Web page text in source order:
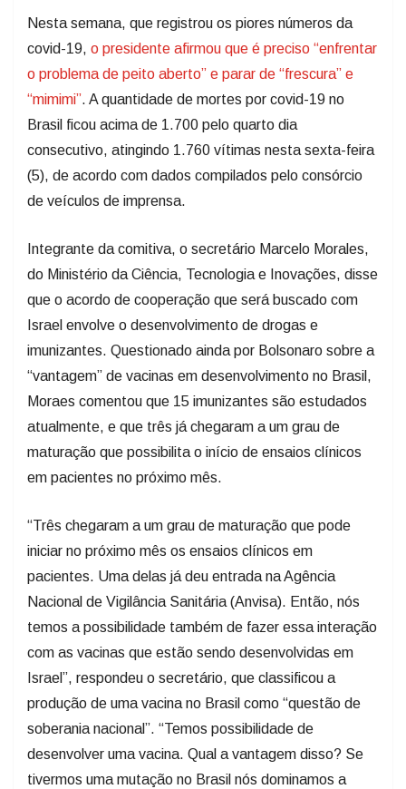
Nesta semana, que registrou os piores números da
covid-19, o presidente afirmou que é preciso “enfrentar
o problema de peito aberto” e parar de “frescura” e
“mimimi”. A quantidade de mortes por covid-19 no
Brasil ficou acima de 1.700 pelo quarto dia
consecutivo, atingindo 1.760 vítimas nesta sexta-feira
(5), de acordo com dados compilados pelo consórcio
de veículos de imprensa.
Integrante da comitiva, o secretário Marcelo Morales,
do Ministério da Ciência, Tecnologia e Inovações, disse
que o acordo de cooperação que será buscado com
Israel envolve o desenvolvimento de drogas e
imunizantes. Questionado ainda por Bolsonaro sobre a
“vantagem” de vacinas em desenvolvimento no Brasil,
Moraes comentou que 15 imunizantes são estudados
atualmente, e que três já chegaram a um grau de
maturação que possibilita o início de ensaios clínicos
em pacientes no próximo mês.
“Três chegaram a um grau de maturação que pode
iniciar no próximo mês os ensaios clínicos em
pacientes. Uma delas já deu entrada na Agência
Nacional de Vigilância Sanitária (Anvisa). Então, nós
temos a possibilidade também de fazer essa interação
com as vacinas que estão sendo desenvolvidas em
Israel”, respondeu o secretário, que classificou a
produção de uma vacina no Brasil como “questão de
soberania nacional”. “Temos possibilidade de
desenvolver uma vacina. Qual a vantagem disso? Se
tivermos uma mutação no Brasil nós dominamos a